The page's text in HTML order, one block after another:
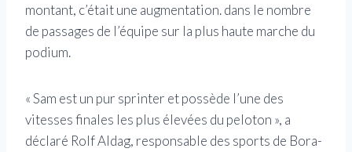
montant, c’était une augmentation. dans le nombre
de passages de l’équipe sur la plus haute marche du
podium.
« Sam est un pur sprinter et possède l’une des
vitesses finales les plus élevées du peloton », a
déclaré Rolf Aldag, responsable des sports de Bora-